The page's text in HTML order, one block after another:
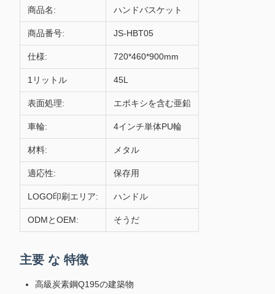
商品名: ハンドバスケット
商品番号: JS-HBT05
仕様: 720*460*900mm
1リットル 45L
表面処理: エポキシを含む亜鉛
車輪: 4インチ単体PU輪
材料: メタル
適応性: 保存用
LOGO印刷エリア: ハンドル
ODMとOEM: そうだ
主要 な 特徴
高級炭素鋼Q195の建築物